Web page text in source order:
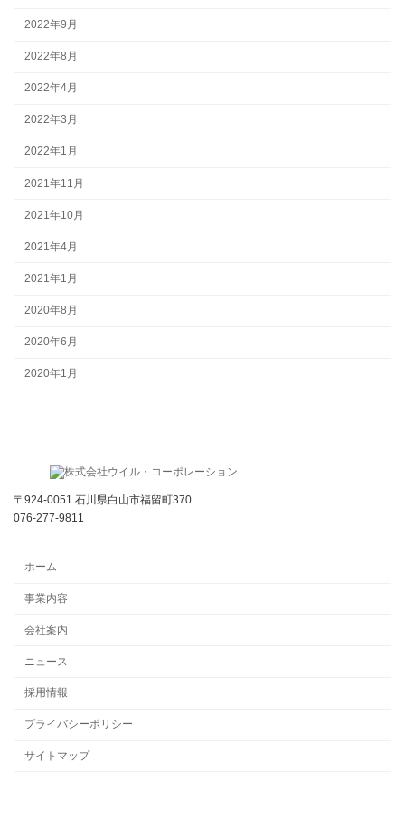
2022年9月
2022年8月
2022年4月
2022年3月
2022年1月
2021年11月
2021年10月
2021年4月
2021年1月
2020年8月
2020年6月
2020年1月
〒924-0051 石川県白山市福留町370
076-277-9811
ホーム
事業内容
会社案内
ニュース
採用情報
プライバシーポリシー
サイトマップ